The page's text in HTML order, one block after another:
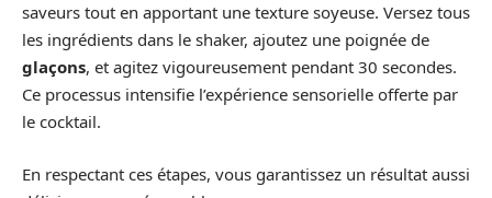
saveurs tout en apportant une texture soyeuse. Versez tous
les ingrédients dans le shaker, ajoutez une poignée de
glaçons, et agitez vigoureusement pendant 30 secondes.
Ce processus intensifie l’expérience sensorielle offerte par
le cocktail.
En respectant ces étapes, vous garantissez un résultat aussi